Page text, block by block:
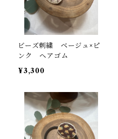
ビーズ刺繍 ベージュ×ピ
ンク ヘアゴム
¥3,300